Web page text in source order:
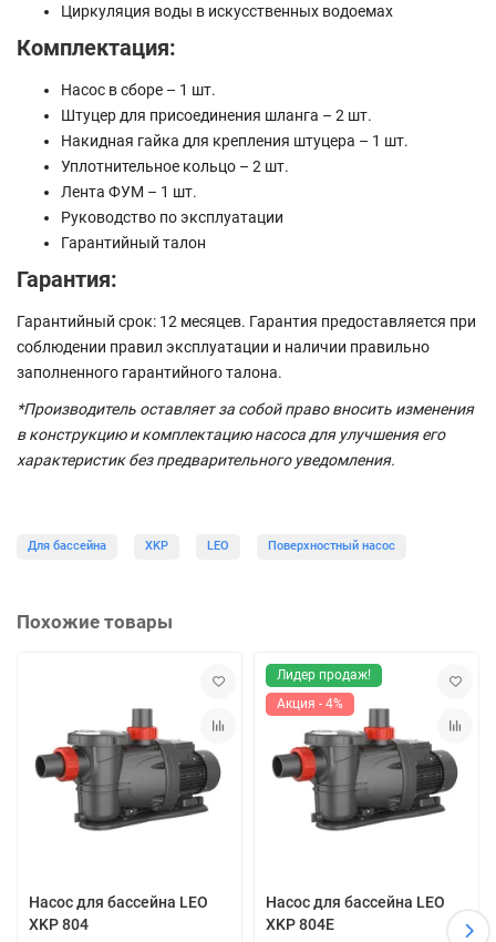
Циркуляция воды в искусственных водоемах
Комплектация:
Насос в сборе – 1 шт.
Штуцер для присоединения шланга – 2 шт.
Накидная гайка для крепления штуцера – 1 шт.
Уплотнительное кольцо – 2 шт.
Лента ФУМ – 1 шт.
Руководство по эксплуатации
Гарантийный талон
Гарантия:
Гарантийный срок: 12 месяцев. Гарантия предоставляется при
соблюдении правил эксплуатации и наличии правильно
заполненного гарантийного талона.
*Производитель оставляет за собой право вносить изменения
в конструкцию и комплектацию насоса для улучшения его
характеристик без предварительного уведомления.
Для бассейна XKP LEO Поверхностный насос
Похожие товары
Насос для бассейна LEO
XKP 804
Лидер продаж!
Акция - 4%
Насос для бассейна LEO
XKP 804E